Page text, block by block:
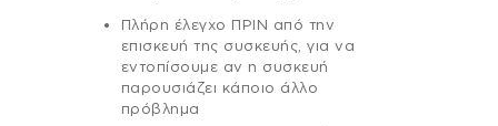
Πλήρη έλεγχο ΠΡΙΝ από την
επισκευή της συσκευής, για να
εντοπίσουμε αν η συσκευή
παρουσιάζει κάποιο άλλο
πρόβλημα